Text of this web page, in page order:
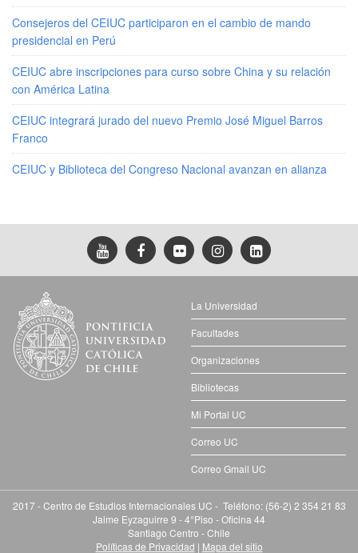
Consejeros del CEIUC participaron en el cambio de mando
presidencial en Perú
CEIUC abre inscripciones para curso sobre China y su relación
con América Latina
CEIUC integrará jurado del nuevo Premio José Miguel Barros
Franco
CEIUC y Biblioteca del Congreso Nacional avanzan en alianza
La Universidad
Facultades
Organizaciones
Bibliotecas
Mi Portal UC
Correo UC
Correo Gmail UC
2017 - Centro de Estudios Internacionales UC - Teléfono: (56-2) 2 354 21 83
Jaime Eyzaguirre 9 - 4°Piso - Oficina 44
Santiago Centro - Chile
Políticas de Privacidad | Mapa del sitio